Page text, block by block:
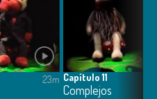
23m Capítulo 11
Complejos